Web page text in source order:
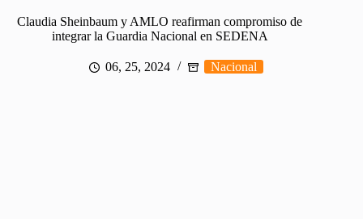
Claudia Sheinbaum y AMLO reafirman compromiso de
integrar la Guardia Nacional en SEDENA
06, 25, 2024 Nacional